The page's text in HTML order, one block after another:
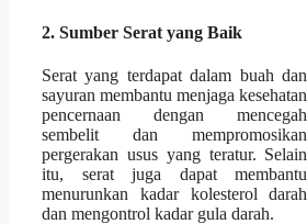
2. Sumber Serat yang Baik
Serat yang terdapat dalam buah dan
sayuran membantu menjaga kesehatan
pencernaan dengan mencegah
sembelit dan mempromosikan
pergerakan usus yang teratur. Selain
itu, serat juga dapat membantu
menurunkan kadar kolesterol darah
dan mengontrol kadar gula darah.